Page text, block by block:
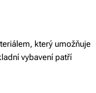
který umožňuje
vybavení patří